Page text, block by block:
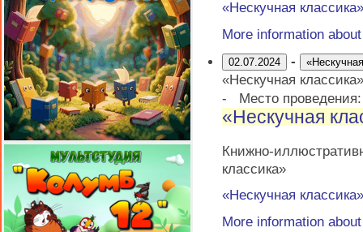
«Нескучная классика»
More information
02.07.2024 -
«Нескучная классика»
-
Место
«Нескучная
Книжно-
классика»
«Нескучная классика»
More information